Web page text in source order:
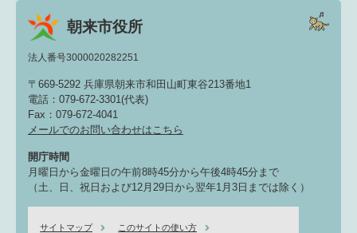
朝来市役所
法人番号3000020282251
〒669-5292 兵庫県朝来市和田山町東谷213番地1
電話：079-672-3301(代表)
Fax：079-672-4041
メールでのお問い合わせはこちら
開庁時間
月曜日から金曜日の午前8時45分から午後4時45分まで
（土、日、祝日および12月29日から翌年1月3日までは除く）
サイトマップ このサイトの使い方